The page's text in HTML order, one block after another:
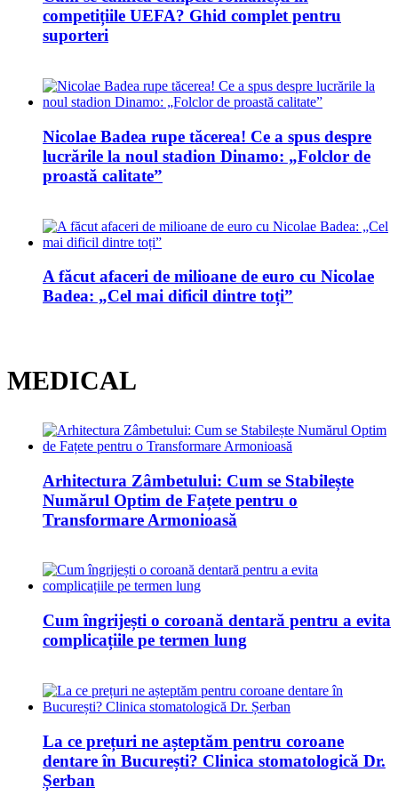
competițiile UEFA? Ghid complet pentru
suporteri
Nicolae Badea rupe tăcerea! Ce a spus despre
lucrările la noul stadion Dinamo: „Folclor de
proastă calitate”
A făcut afaceri de milioane de euro cu Nicolae
Badea: „Cel mai dificil dintre toți”
MEDICAL
Arhitectura Zâmbetului: Cum se Stabilește
Numărul Optim de Fațete pentru o
Transformare Armonioasă
Cum îngrijești o coroană dentară pentru a evita
complicațiile pe termen lung
La ce prețuri ne așteptăm pentru coroane
dentare în București? Clinica stomatologică Dr.
Șerban